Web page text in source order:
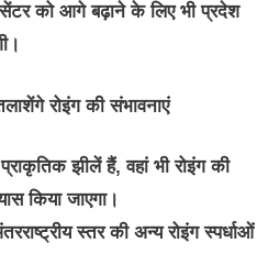
को आगे बढ़ाने के लिए भी प्रदेश
रोइंग की संभावनाएं
झीलें हैं, वहां भी रोइंग की
किया जाएगा।
स्तर की अन्य रोइंग स्पर्धाओं